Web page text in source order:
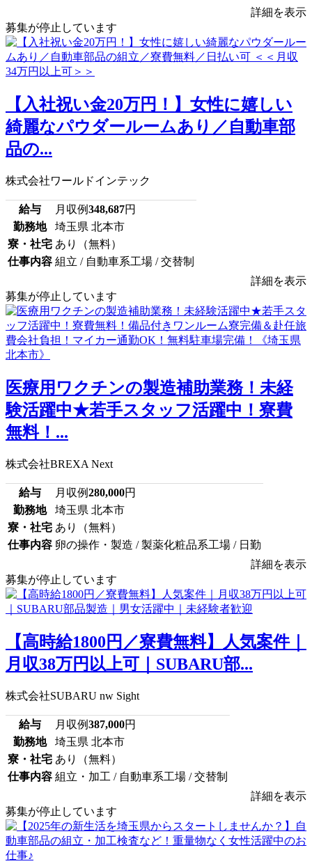
詳細を表示
募集が停止しています
【入社祝い金20万円！】女性に嬉しい
綺麗なパウダールームあり／自動車部
品の...
株式会社ワールドインテック
給与 月収例348,687円
勤務地
埼玉県 北本市
寮・社宅 あり（無料）
仕事内容 組立 / 自動車系工場 / 交替制
詳細を表示
募集が停止しています
医療用ワクチンの製造補助業務！未経
験活躍中★若手スタッフ活躍中！寮費
無料！...
株式会社BREXA Next
給与 月収例280,000円
勤務地
埼玉県 北本市
寮・社宅 あり（無料）
仕事内容 卵の操作・製造 / 製薬化粧品系工場 / 日勤
詳細を表示
募集が停止しています
【高時給1800円／寮費無料】人気案件｜
月収38万円以上可｜SUBARU部...
株式会社SUBARU nw Sight
給与 月収例387,000円
勤務地
埼玉県 北本市
寮・社宅 あり（無料）
仕事内容 組立・加工 / 自動車系工場 / 交替制
詳細を表示
募集が停止しています